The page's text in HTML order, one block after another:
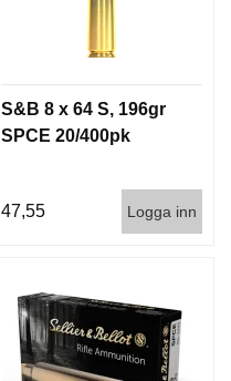
S&B 8 x 64 S, 196gr
SPCE 20/400pk
47,55 Logga inn